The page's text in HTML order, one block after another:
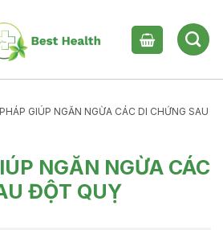
GIÚP NGĂN NGỪA CÁC DI CHỨNG SAU
NGĂN NGỪA CÁC
ĐỘT QUỴ